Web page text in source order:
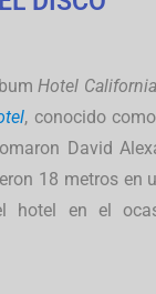
Hotel California
, conocido como
David
18 metros en
hotel en el